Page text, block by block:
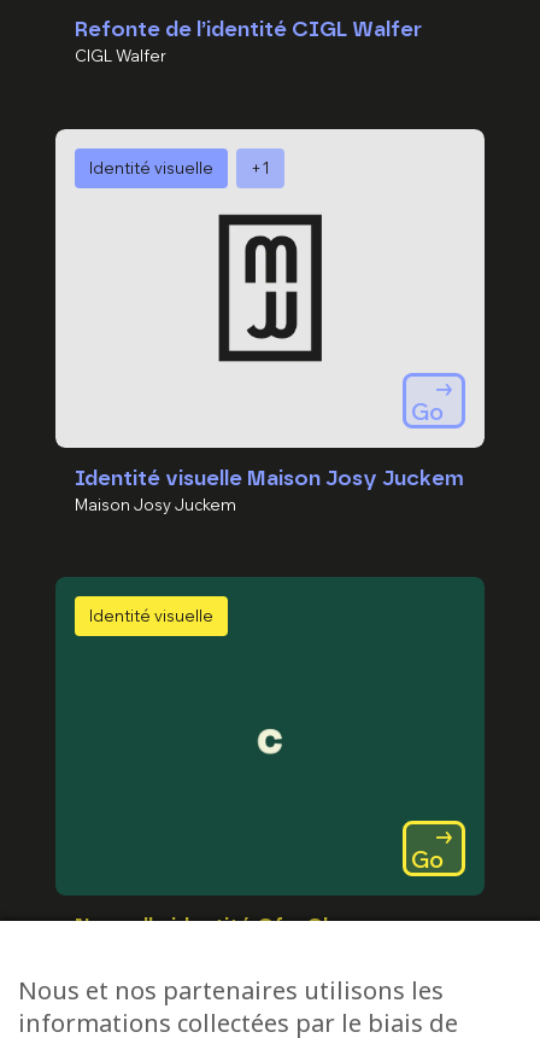
Refonte de l’identité CIGL Walfer
CIGL Walfer
Identité visuelle +1
Go
Identité visuelle Maison Josy Juckem
Maison Josy Juckem
Identité visuelle
Go
Nouvelle identité CforClean
Nous et nos partenaires utilisons les
informations collectées par le biais de